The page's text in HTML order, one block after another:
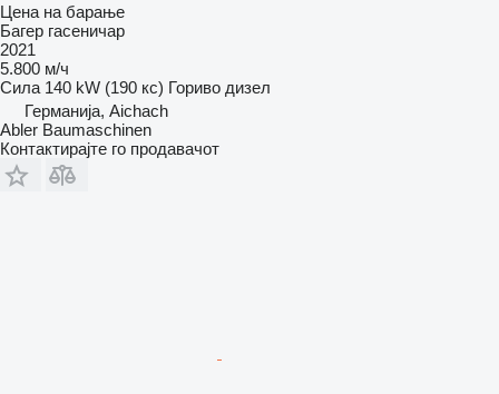
Цена на барање
Багер гасеничар
2021
5.800 м/ч
Сила 140 kW (190 кс) Гориво дизел
Германија, Aichach
Abler Baumaschinen
Контактирајте го продавачот